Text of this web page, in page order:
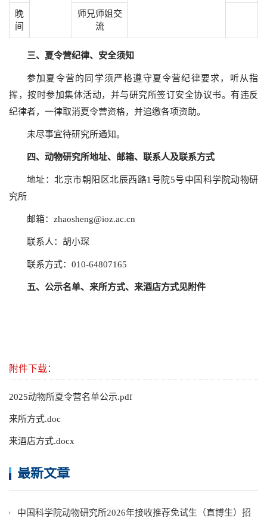
晚
间
师兄师姐交
流
三、夏令营纪律、安全须知
参加夏令营的同学须严格遵守夏令营纪律要求，听从指
挥，按时参加集体活动，并与研究所签订安全协议书。有违反
纪律者，一律取消夏令营资格，并追缴各项资助。
未尽事宜待研究所通知。
四、动物研究所地址、邮箱、联系人及联系方式
地址：北京市朝阳区北辰西路1号院5号中国科学院动物研
究所
邮箱： zhaosheng@ioz.ac.cn
联系人：胡小琛
联系方式：010-64807165
五、公示名单、来所方式、来酒店方式见附件
附件下载：
2025动物所夏令营名单公示.pdf
来所方式.doc
来酒店方式.docx
最新文章
中国科学院动物研究所2026年接收推荐免试生（直博生）招